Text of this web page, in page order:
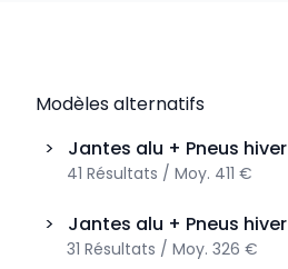
Modèles alternatifs
>
Jantes alu + Pneus hiver
41 Résultats / Moy. 411 €
> Jantes alu + Pneus hiver
31 Résultats / Moy. 326 €